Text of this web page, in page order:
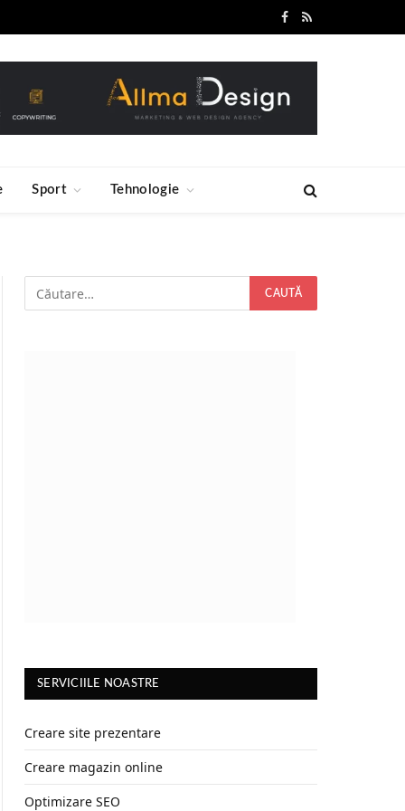
Facebook
RSS
Sport Tehnologie
SERVICIILE NOASTRE
Creare site prezentare
Creare magazin online
Optimizare SEO